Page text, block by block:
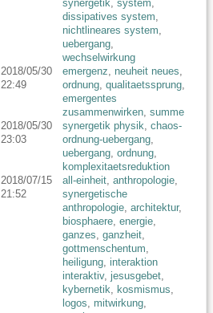
synergetik, system,
dissipatives system,
nichtlineares system,
uebergang,
wechselwirkung
2018/05/30
22:49
emergenz, neuheit neues,
ordnung, qualitaetssprung,
emergentes
zusammenwirken, summe
2018/05/30
23:03
synergetik physik, chaos-
ordnung-uebergang,
uebergang, ordnung,
komplexitaetsreduktion
2018/07/15
21:52
all-einheit, anthropologie,
synergetische
anthropologie, architektur,
biosphaere, energie,
ganzes, ganzheit,
gottmenschentum,
heiligung, interaktion
interaktiv, jesusgebet,
kybernetik, kosmismus,
logos, mitwirkung,